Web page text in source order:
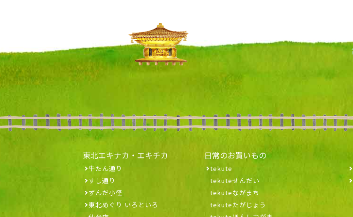
東北エキナカ・エキチカ
牛たん通り
すし通り
ずんだ小径
東北めぐり いろといろ
日常のお買いもの
tekute
tekuteせんだい
tekuteながまち
tekuteたがじょう